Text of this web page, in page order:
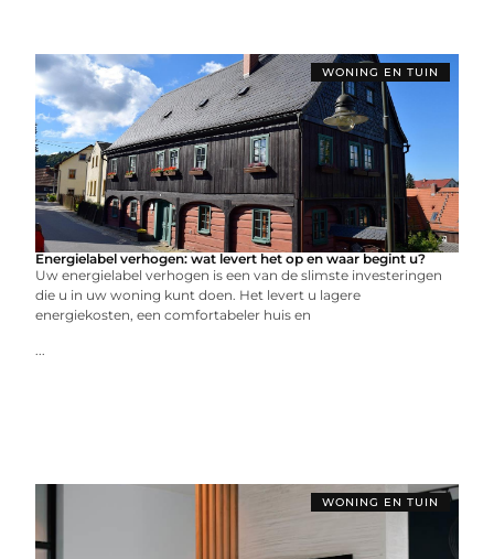
WONING EN TUIN
Energielabel verhogen: wat levert het op en waar begint u?
Uw energielabel verhogen is een van de slimste investeringen
die u in uw woning kunt doen. Het levert u lagere
energiekosten, een comfortabeler huis en
...
WONING EN TUIN